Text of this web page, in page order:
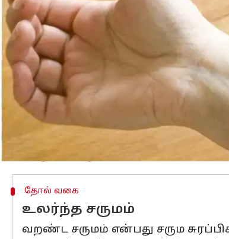
நீங்கள் எப்போதாவது உங்கள்
நமது சருமம் பொதுவாக, நமக்கு
மாசுக்களில் இருந்து உடலை
ஆயினும்கூட, தோல் உரிதல்
உள்ளது.
தோல் உரிவதற்கு உணவு
மருத்துவ நிலைகள்: பல
மாறும். ரோசாசியா,
தோல் வகை
உலர்ந்த சருமம்
வறண்ட சருமம் என்பது சரும